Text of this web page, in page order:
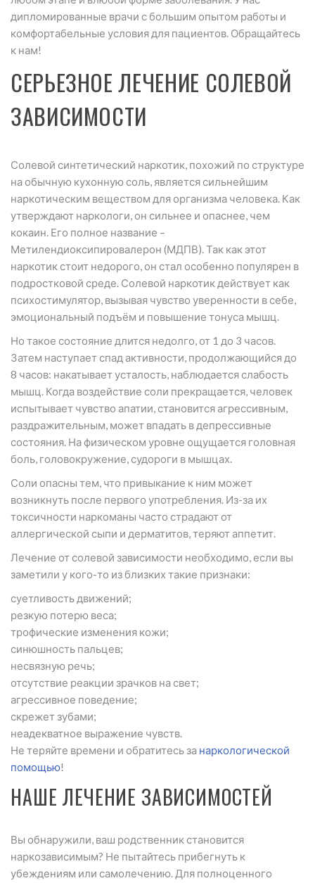
дипломированные врачи с большим опытом работы и
комфортабельные условия для пациентов. Обращайтесь
к нам!
СЕРЬЕЗНОЕ ЛЕЧЕНИЕ СОЛЕВОЙ
ЗАВИСИМОСТИ
Солевой синтетический наркотик, похожий по структуре
на обычную кухонную соль, является сильнейшим
наркотическим веществом для организма человека. Как
утверждают наркологи, он сильнее и опаснее, чем
кокаин. Его полное название –
Метилендиоксипировалерон (МДПВ). Так как этот
наркотик стоит недорого, он стал особенно популярен в
подростковой среде. Солевой наркотик действует как
психостимулятор, вызывая чувство уверенности в себе,
эмоциональный подъём и повышение тонуса мышц.
Но такое состояние длится недолго, от 1 до 3 часов.
Затем наступает спад активности, продолжающийся до
8 часов: накатывает усталость, наблюдается слабость
мышц. Когда воздействие соли прекращается, человек
испытывает чувство апатии, становится агрессивным,
раздражительным, может впадать в депрессивные
состояния. На физическом уровне ощущается головная
боль, головокружение, судороги в мышцах.
Соли опасны тем, что привыкание к ним может
возникнуть после первого употребления. Из-за их
токсичности наркоманы часто страдают от
аллергической сыпи и дерматитов, теряют аппетит.
Лечение от солевой зависимости необходимо, если вы
заметили у кого-то из близких такие признаки:
суетливость движений;
резкую потерю веса;
трофические изменения кожи;
синюшность пальцев;
несвязную речь;
отсутствие реакции зрачков на свет;
агрессивное поведение;
скрежет зубами;
неадекватное выражение чувств.
Не теряйте времени и обратитесь за наркологической
помощью!
НАШЕ ЛЕЧЕНИЕ ЗАВИСИМОСТЕЙ
Вы обнаружили, ваш родственник становится
наркозависимым? Не пытайтесь прибегнуть к
убеждениям или самолечению. Для полноценного